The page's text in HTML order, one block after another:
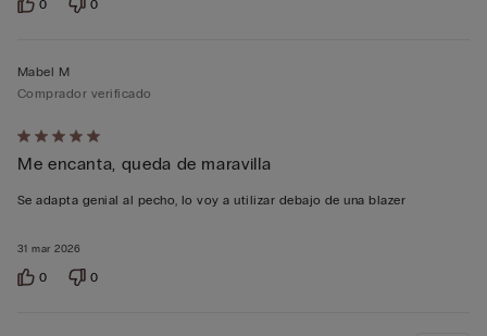
0 0
Calificación
de
5
5
31 mar 2026
Mabel M
Comprador verificado
Me encanta, queda de maravilla
Se adapta genial al pecho, lo voy a utilizar debajo de una blazer
0 0